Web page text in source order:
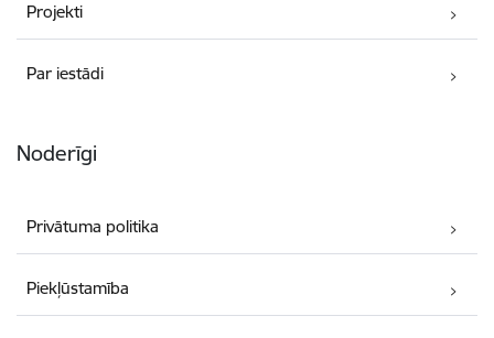
Projekti
Par iestādi
Noderīgi
Privātuma politika
Piekļūstamība